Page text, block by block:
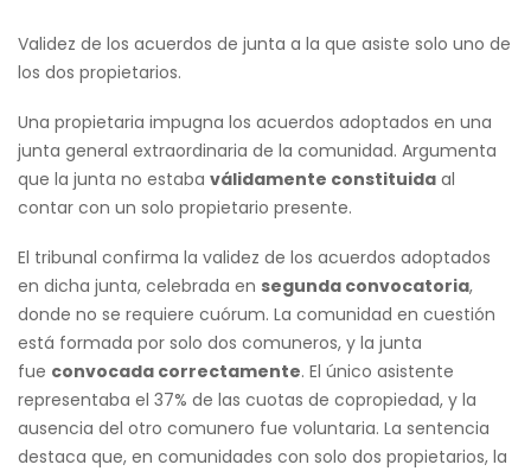
Validez de los acuerdos de junta a la que asiste solo uno de
los dos propietarios.
Una propietaria impugna los acuerdos adoptados en una
junta general extraordinaria de la comunidad. Argumenta
que la junta no estaba válidamente constituida al
contar con un solo propietario presente.
El tribunal confirma la validez de los acuerdos adoptados
en dicha junta, celebrada en segunda convocatoria,
donde no se requiere cuórum. La comunidad en cuestión
está formada por solo dos comuneros, y la junta
fue convocada correctamente. El único asistente
representaba el 37% de las cuotas de copropiedad, y la
ausencia del otro comunero fue voluntaria. La sentencia
destaca que, en comunidades con solo dos propietarios, la